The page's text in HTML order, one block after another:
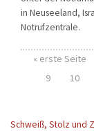
in Neuseeland,
Notrufzentrale.
Seiten
« erste Seite
9
10
Schweiß, Stolz und